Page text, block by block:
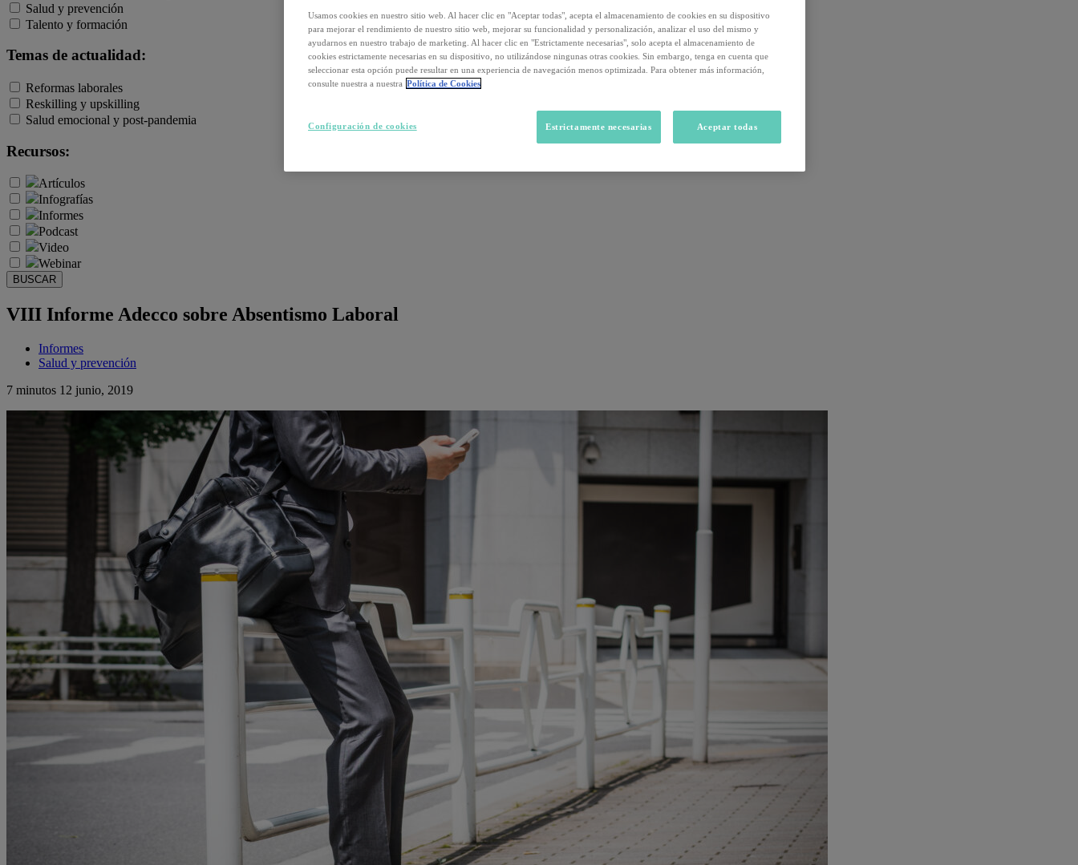
Salud y prevención
Talento y formación
Temas de actualidad:
Reformas laborales
Reskilling y upskilling
Salud emocional y post-pandemia
Recursos:
Artículos
Infografías
Informes
Podcast
Video
Webinar
BUSCAR
VIII Informe Adecco sobre Absentismo Laboral
Informes
Salud y prevención
7 minutos 12 junio, 2019
Usamos cookies en nuestro sitio web. Al hacer clic en "Aceptar todas", acepta el almacenamiento de cookies en su dispositivo
para mejorar el rendimiento de nuestro sitio web, mejorar su funcionalidad y personalización, analizar el uso del mismo y
ayudarnos en nuestro trabajo de marketing. Al hacer clic en "Estrictamente necesarias", solo acepta el almacenamiento de
cookies estrictamente necesarias en su dispositivo, no utilizándose ningunas otras cookies. Sin embargo, tenga en cuenta que
seleccionar esta opción puede resultar en una experiencia de navegación menos optimizada. Para obtener más información,
consulte nuestra a nuestra Política de Cookies
Estrictamente necesarias Aceptar todas
Configuración de cookies